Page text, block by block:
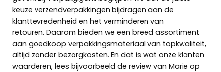
keuze verzendverpakkingen bijdragen aan de
klanttevredenheid en het verminderen van
retouren. Daarom bieden we een breed assortiment
aan goedkoop verpakkingsmateriaal van topkwaliteit,
altijd zonder bezorgkosten. En dat is wat onze klanten
waarderen, lees bijvoorbeeld de review van Marie op